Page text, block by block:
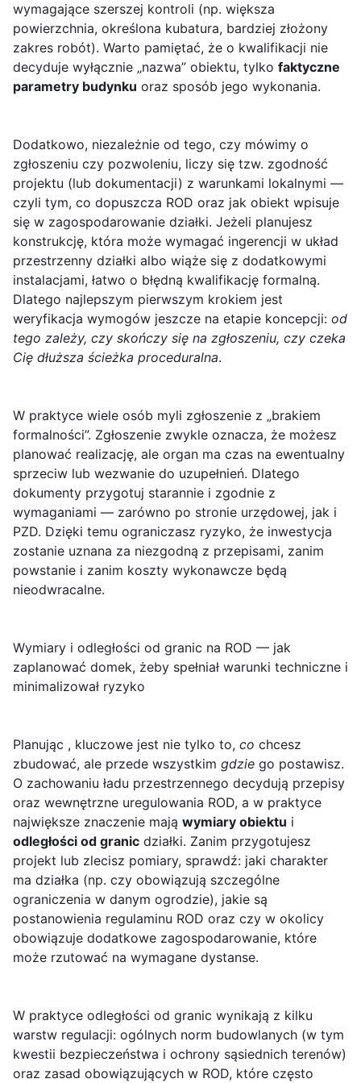
wymagające szerszej kontroli (np. większa
powierzchnia, określona kubatura, bardziej złożony
zakres robót). Warto pamiętać, że o kwalifikacji nie
decyduje wyłącznie „nazwa” obiektu, tylko faktyczne
parametry budynku oraz sposób jego wykonania.
Dodatkowo, niezależnie od tego, czy mówimy o
zgłoszeniu czy pozwoleniu, liczy się tzw. zgodność
projektu (lub dokumentacji) z warunkami lokalnymi —
czyli tym, co dopuszcza ROD oraz jak obiekt wpisuje
się w zagospodarowanie działki. Jeżeli planujesz
konstrukcję, która może wymagać ingerencji w układ
przestrzenny działki albo wiąże się z dodatkowymi
instalacjami, łatwo o błędną kwalifikację formalną.
Dlatego najlepszym pierwszym krokiem jest
weryfikacja wymogów jeszcze na etapie koncepcji: od
tego zależy, czy skończy się na zgłoszeniu, czy czeka
Cię dłuższa ścieżka proceduralna.
W praktyce wiele osób myli zgłoszenie z „brakiem
formalności”. Zgłoszenie zwykle oznacza, że możesz
planować realizację, ale organ ma czas na ewentualny
sprzeciw lub wezwanie do uzupełnień. Dlatego
dokumenty przygotuj starannie i zgodnie z
wymaganiami — zarówno po stronie urzędowej, jak i
PZD. Dzięki temu ograniczasz ryzyko, że inwestycja
zostanie uznana za niezgodną z przepisami, zanim
powstanie i zanim koszty wykonawcze będą
nieodwracalne.
Wymiary i odległości od granic na ROD — jak
zaplanować domek, żeby spełniał warunki techniczne i
minimalizował ryzyko
Planując , kluczowe jest nie tylko to, co chcesz
zbudować, ale przede wszystkim gdzie go postawisz.
O zachowaniu ładu przestrzennego decydują przepisy
oraz wewnętrzne uregulowania ROD, a w praktyce
największe znaczenie mają wymiary obiektu i
odległości od granic działki. Zanim przygotujesz
projekt lub zlecisz pomiary, sprawdź: jaki charakter
ma działka (np. czy obowiązują szczególne
ograniczenia w danym ogrodzie), jakie są
postanowienia regulaminu ROD oraz czy w okolicy
obowiązuje dodatkowe zagospodarowanie, które
może rzutować na wymagane dystanse.
W praktyce odległości od granic wynikają z kilku
warstw regulacji: ogólnych norm budowlanych (w tym
kwestii bezpieczeństwa i ochrony sąsiednich terenów)
oraz zasad obowiązujących w ROD, które często